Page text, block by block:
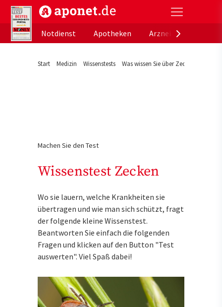
aponet.de - Das offizielle Gesundheitsportal der
Notdienst
Apotheken
Start Medizin Wissenstests Was wissen Sie über Zecken?
Machen Sie den Test
Wissenstest Zecken
Wo sie lauern, welche Krankheiten sie
übertragen und wie man sich schützt, fragt
der folgende kleine Wissenstest.
Beantworten Sie einfach die folgenden
Fragen und klicken auf den Button "Test
auswerten". Viel Spaß dabei!